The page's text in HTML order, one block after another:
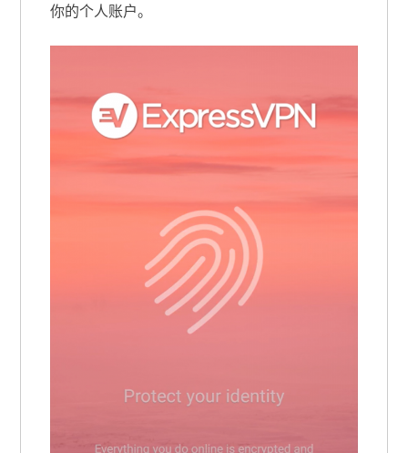
你的个人账户。